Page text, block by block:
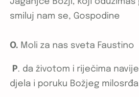
smiluj nam se, Gospodine
O. Moli za nas sveta Faustino
P. da životom i riječima
djela i poruku Božjeg